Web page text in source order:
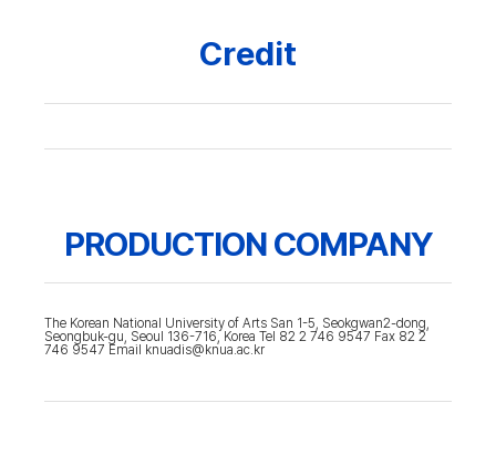
Credit
PRODUCTION COMPANY
The Korean National University of Arts San 1-5, Seokgwan2-dong,
Seongbuk-gu, Seoul 136-716, Korea Tel 82 2 746 9547 Fax 82 2
746 9547 Email knuadis@knua.ac.kr